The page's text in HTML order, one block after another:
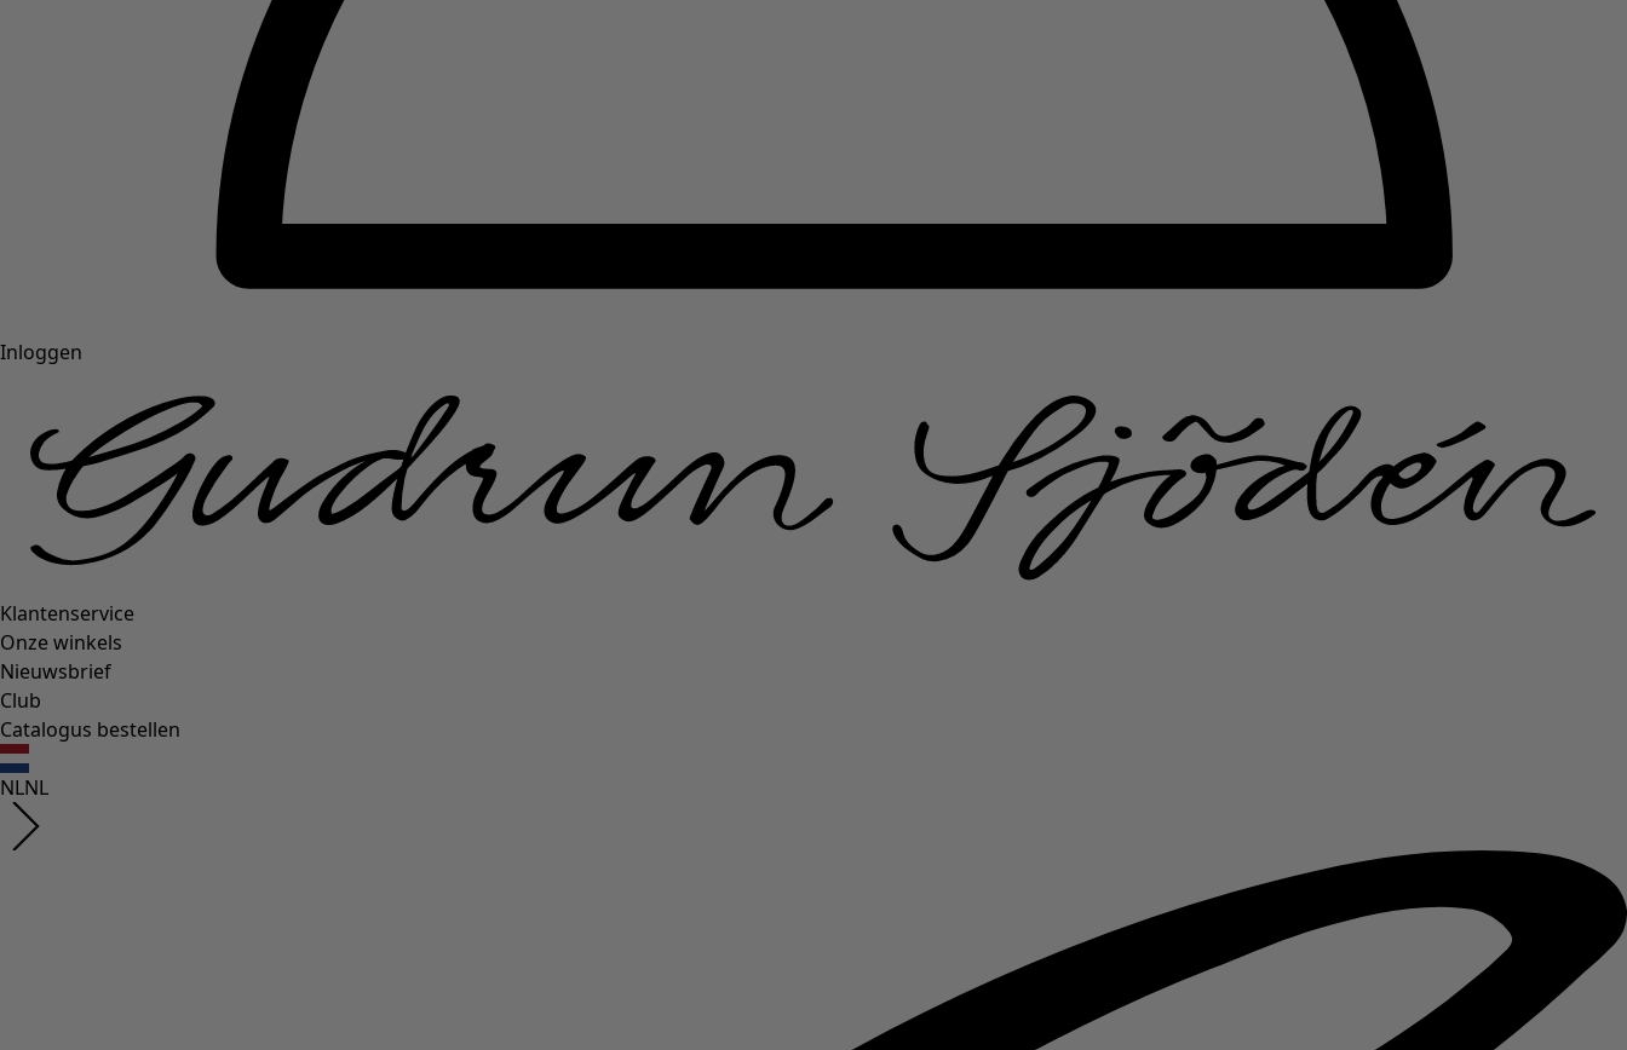
Inloggen
Klantenservice
Onze winkels
Nieuwsbrief
Club
Catalogus bestellen
NLNL